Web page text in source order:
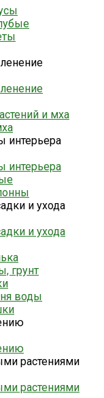
и мха
интерьера
интерьера
и ухода
и ухода
грунт
воды
растениями
растениями